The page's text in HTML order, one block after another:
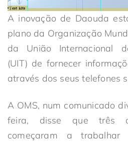
A inovação de Daouda
plano da Organização
da União Internacional
(UIT) de fornecer
através dos seus telefones
A OMS, num comunicado
feira, disse que três
começaram a